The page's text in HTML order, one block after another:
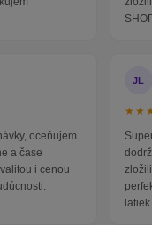
oceňujem
a čase
i cenou
JL